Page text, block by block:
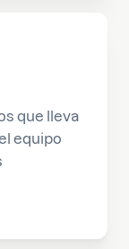
que lleva
equipo